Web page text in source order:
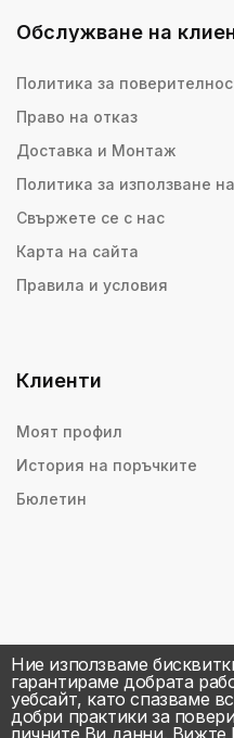
Ние използваме
гарантираме добрата
уебсайт, като спазваме
добри практики за
личните Ви данни. Вижте
Обслужване на
Политика за
Право на отказ
Доставка и Монтаж
Политика за използване
Свържете се с нас
Карта на сайта
Правила и условия
Клиенти
Моят профил
История на поръчките
Бюлетин